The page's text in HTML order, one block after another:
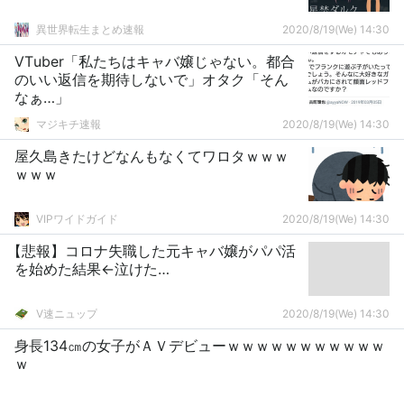
異世界転生まとめ速報 2020/8/19(We) 14:30
VΤuber「私たちはキャバ嬢じゃない。都合
のいい返信を期待しないで」オタク「そん
なぁ…」
マジキチ速報 2020/8/19(We) 14:30
屋久島きたけどなんもなくてワロタｗｗｗ
ｗｗｗ
VIPワイドガイド 2020/8/19(We) 14:30
【悲報】コロナ失職した元キャバ嬢がパパ活
を始めた結果←泣けた…
V速ニュップ 2020/8/19(We) 14:30
身長134㎝の女子がＡＶデビューｗｗｗｗｗｗｗｗｗｗｗ
ｗ